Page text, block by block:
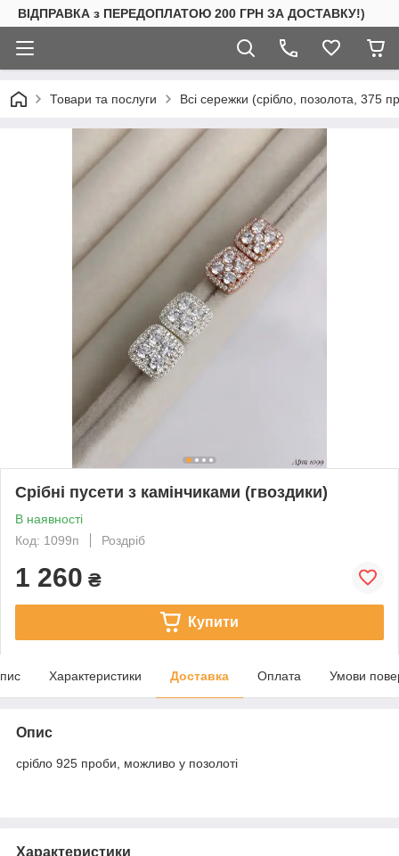
ВІДПРАВКА з ПЕРЕДОПЛАТОЮ 200 ГРН ЗА ДОСТАВКУ!)
Товари та послуги Всі сережки (срібло, позолота, 375
Срібні пусети з камінчиками (гвоздики)
В наявності
Код: 1099п
Роздріб
1 260 ₴
Купити
Характеристики Доставка Оплата Умови
Опис
срібло 925 проби, можливо у позолоті
Характеристики